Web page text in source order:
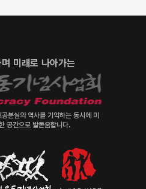
미래로 나아가는
분실의 역사를 기억하는 동시에 미
공간으로 발돋움합니다.